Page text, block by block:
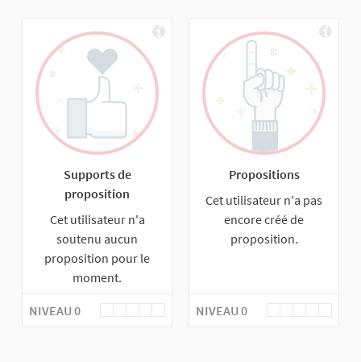
Supports de
proposition
Cet utilisateur n'a
soutenu aucun
proposition pour le
moment.
NIVEAU 0
Propositions
Cet utilisateur n'a pas
encore créé de
proposition.
NIVEAU 0